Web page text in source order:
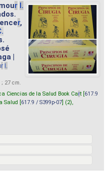
r I.
r,
|
r I.
; 27 cm.
Ciencias de la Salud Book Cart [ 617.9
Salud [ 617.9 / S399p-07 ] (2),